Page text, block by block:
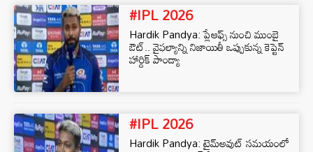
#IPL 2026
Hardik Pandya: ప్లేఆఫ్స్ నుంచి ముంబై
ఔట్.. వైఫల్యాన్ని నిజాయితీ ఒప్పుకున్న కెప్టెన్
హార్దిక్ పాండ్యా
#IPL 2026
Hardik Pandya: టైమ్‌అవుట్ సమయంలో